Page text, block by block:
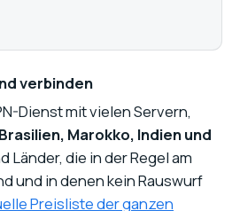
verbinden
Dienst mit vielen Servern,
Brasilien, Marokko, Indien und
Länder, die in der Regel am
und in denen kein Rauswurf
Preisliste der ganzen